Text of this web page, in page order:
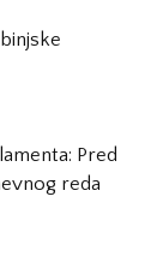
Pred
reda